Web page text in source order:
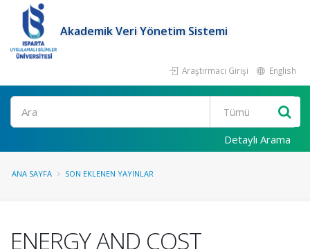
Akademik Veri Yönetim Sistemi
Araştırmacı Girişi English
Ara
Detaylı Arama
ANA SAYFA SON EKLENEN YAYINLAR
ENERGY AND COST